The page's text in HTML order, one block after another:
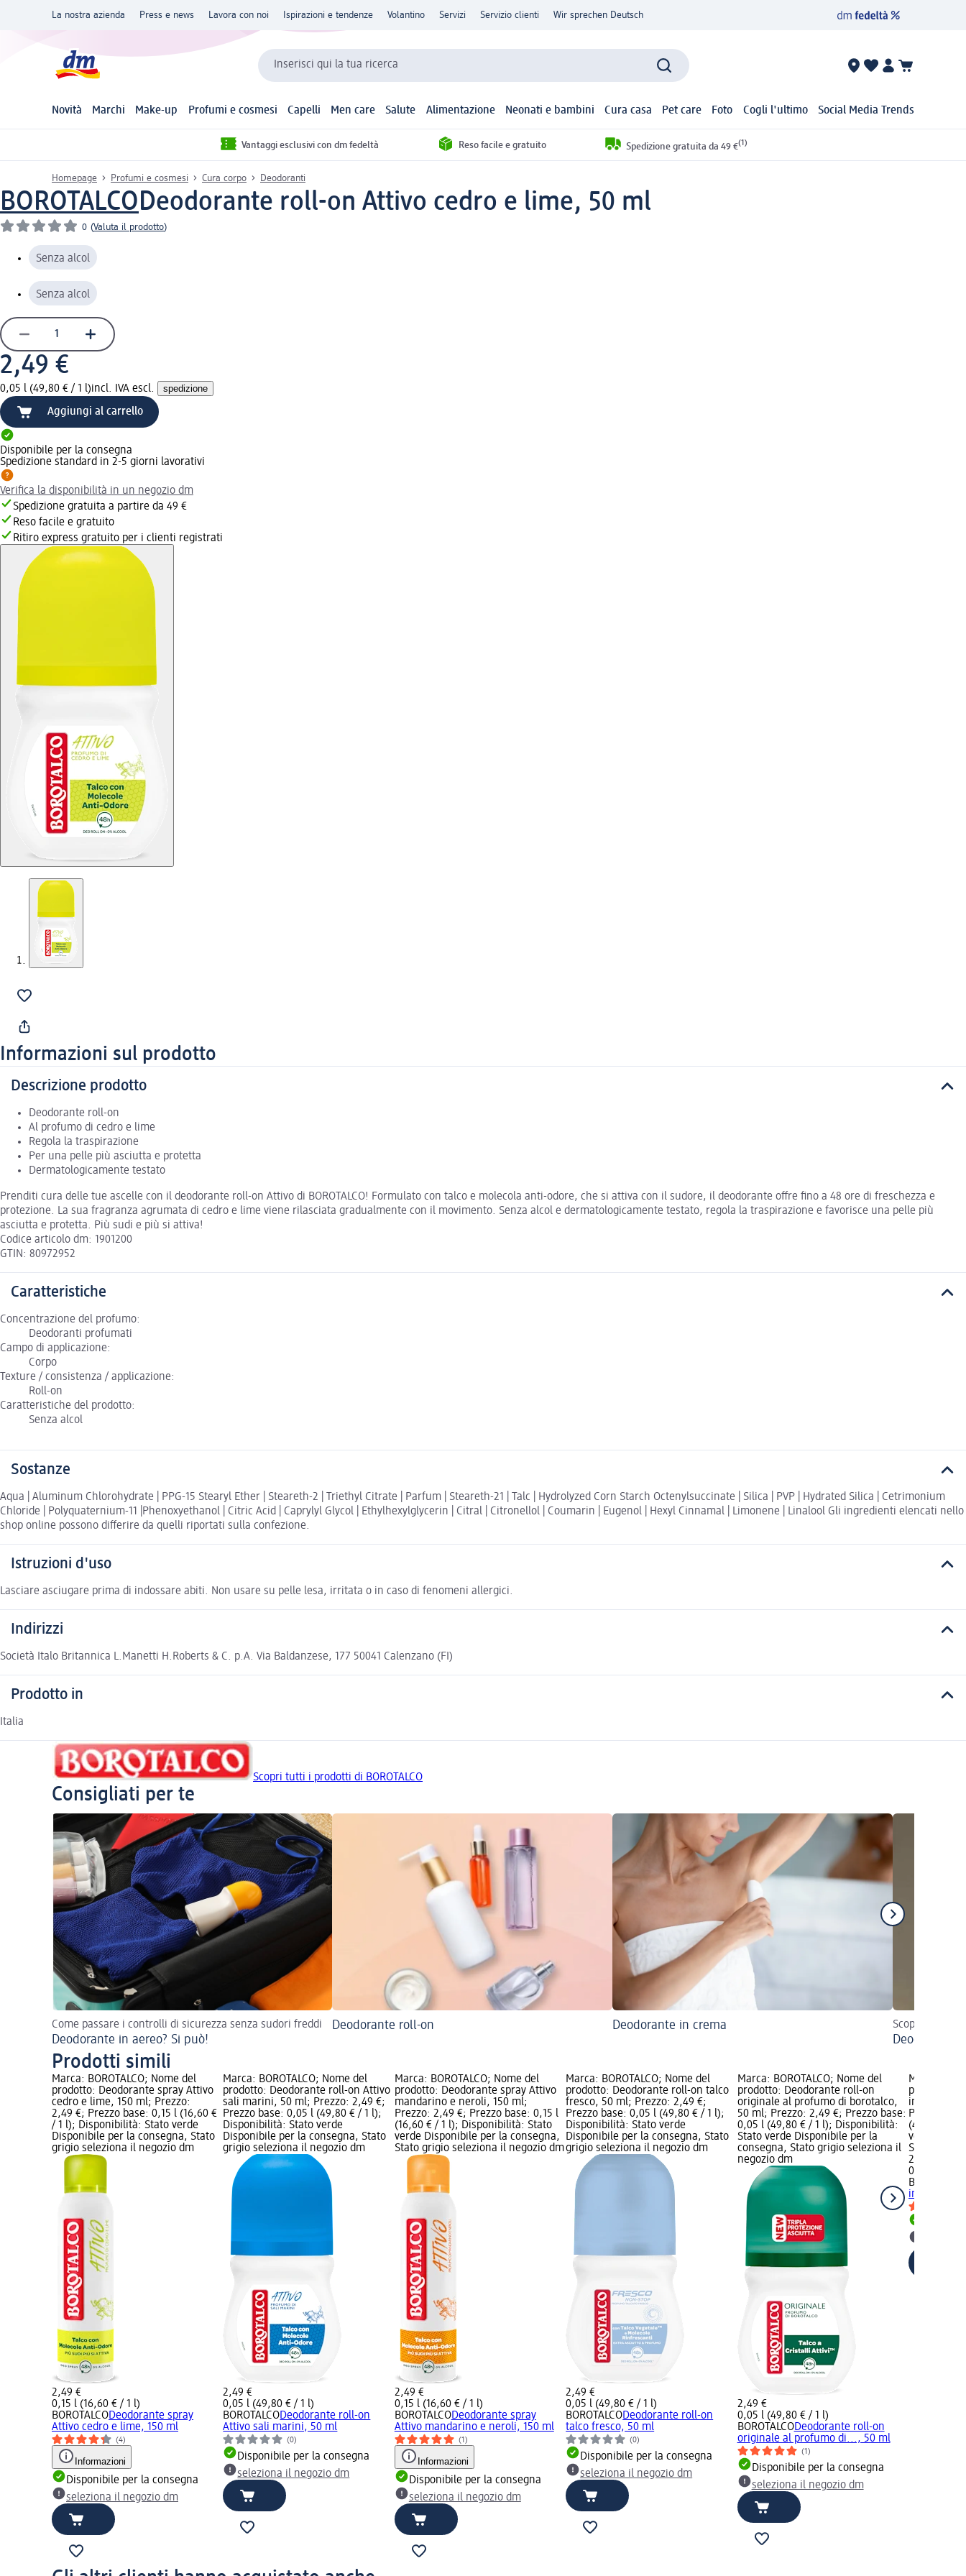
La nostra azienda Press e news Lavora con noi Ispirazioni e tendenze Volantino Servizi Servizio clienti Wir sprechen Deutsch
Inserisci qui la tua ricerca
Novità Marchi Make-up Profumi e cosmesi Capelli Men care Salute Alimentazione Neonati e bambini Cura casa Pet care Foto Cogli l'ultimo Social Media Trends
Vantaggi esclusivi con dm fedeltà Reso facile e gratuito Spedizione gratuita da 49 €(1)
Homepage Profumi e cosmesi Cura corpo Deodoranti
BOROTALCODeodorante roll-on Attivo cedro e lime, 50 ml
0 (Valuta il prodotto)
Senza alcol
Senza alcol
2,49 €
0,05 l (49,80 € / 1 l)incl. IVA escl. spedizione
Aggiungi al carrello
Disponibile per la consegna
Spedizione standard in 2-5 giorni lavorativi
Verifica la disponibilità in un negozio dm
Spedizione gratuita a partire da 49 €
Reso facile e gratuito
Ritiro express gratuito per i clienti registrati
Informazioni sul prodotto
Descrizione prodotto
Deodorante roll-on
Al profumo di cedro e lime
Regola la traspirazione
Per una pelle più asciutta e protetta
Dermatologicamente testato
Prenditi cura delle tue ascelle con il deodorante roll-on Attivo di BOROTALCO! Formulato con talco e molecola anti-odore, che si attiva con il sudore, il deodorante offre fino a 48 ore di freschezza e
protezione. La sua fragranza agrumata di cedro e lime viene rilasciata gradualmente con il movimento. Senza alcol e dermatologicamente testato, regola la traspirazione e favorisce una pelle più
asciutta e protetta. Più sudi e più si attiva!
Codice articolo dm: 1901200
GTIN: 80972952
Caratteristiche
Concentrazione del profumo:
Deodoranti profumati
Campo di applicazione:
Corpo
Texture / consistenza / applicazione:
Roll-on
Caratteristiche del prodotto:
Senza alcol
Sostanze
Aqua | Aluminum Chlorohydrate | PPG-15 Stearyl Ether | Steareth-2 | Triethyl Citrate | Parfum | Steareth-21 | Talc | Hydrolyzed Corn Starch Octenylsuccinate | Silica | PVP | Hydrated Silica | Cetrimonium
Chloride | Polyquaternium-11 |Phenoxyethanol | Citric Acid | Caprylyl Glycol | Ethylhexylglycerin | Citral | Citronellol | Coumarin | Eugenol | Hexyl Cinnamal | Limonene | Linalool Gli ingredienti elencati nello
shop online possono differire da quelli riportati sulla confezione.
Istruzioni d'uso
Lasciare asciugare prima di indossare abiti. Non usare su pelle lesa, irritata o in caso di fenomeni allergici.
Indirizzi
Società Italo Britannica L.Manetti H.Roberts & C. p.A. Via Baldanzese, 177 50041 Calenzano (FI)
Prodotto in
Italia
Scopri tutti i prodotti di BOROTALCO
Consigliati per te
Come passare i controlli di sicurezza senza sudori freddi
Deodorante in aereo? Si può!
Deodorante roll-on Deodorante in crema Scopri quale
Deodorante
Prodotti simili
Marca: BOROTALCO; Nome del
prodotto: Deodorante spray Attivo
cedro e lime, 150 ml; Prezzo:
2,49 €; Prezzo base: 0,15 l (16,60 €
/ 1 l); Disponibilità: Stato verde
Disponibile per la consegna, Stato
grigio seleziona il negozio dm
2,49 €
0,15 l (16,60 € / 1 l)
BOROTALCODeodorante spray
Attivo cedro e lime, 150 ml
(4)
Informazioni
Disponibile per la consegna
seleziona il negozio dm
Marca: BOROTALCO; Nome del
prodotto: Deodorante roll-on Attivo
sali marini, 50 ml; Prezzo: 2,49 €;
Prezzo base: 0,05 l (49,80 € / 1 l);
Disponibilità: Stato verde
Disponibile per la consegna, Stato
grigio seleziona il negozio dm
2,49 €
0,05 l (49,80 € / 1 l)
BOROTALCODeodorante roll-on
Attivo sali marini, 50 ml
(0)
Disponibile per la consegna
seleziona il negozio dm
Marca: BOROTALCO; Nome del
prodotto: Deodorante spray Attivo
mandarino e neroli, 150 ml;
Prezzo: 2,49 €; Prezzo base: 0,15 l
(16,60 € / 1 l); Disponibilità: Stato
verde Disponibile per la consegna,
Stato grigio seleziona il negozio dm
2,49 €
0,15 l (16,60 € / 1 l)
BOROTALCODeodorante spray
Attivo mandarino e neroli, 150 ml
(1)
Informazioni
Disponibile per la consegna
seleziona il negozio dm
Marca: BOROTALCO; Nome del
prodotto: Deodorante roll-on talco
fresco, 50 ml; Prezzo: 2,49 €;
Prezzo base: 0,05 l (49,80 € / 1 l);
Disponibilità: Stato verde
Disponibile per la consegna, Stato
grigio seleziona il negozio dm
2,49 €
0,05 l (49,80 € / 1 l)
BOROTALCODeodorante roll-on
talco fresco, 50 ml
(0)
Disponibile per la consegna
seleziona il negozio dm
Marca: BOROTALCO; Nome del
prodotto: Deodorante roll-on
originale al profumo di borotalco,
50 ml; Prezzo: 2,49 €; Prezzo base:
0,05 l (49,80 € / 1 l); Disponibilità:
Stato verde Disponibile per la
consegna, Stato grigio seleziona il
negozio dm
2,49 €
0,05 l (49,80 € / 1 l)
BOROTALCODeodorante roll-on
originale al profumo di..., 50 ml
(1)
Disponibile per la consegna
seleziona il negozio dm
Marca:
prodotto:
intensivo a
Prezzo:
(49,80 € /
verde
Stato
2,49 €
0,05 l
BOROTALCO
intensivo a